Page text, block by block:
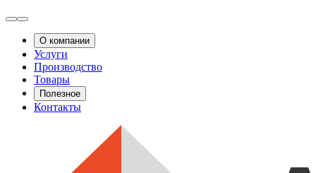
О компании
Услуги
Производство
Товары
Полезное
Контакты